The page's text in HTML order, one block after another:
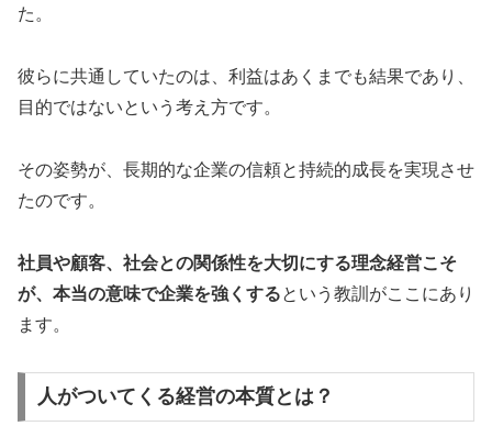
た。
彼らに共通していたのは、利益はあくまでも結果であり、
目的ではないという考え方です。
その姿勢が、長期的な企業の信頼と持続的成長を実現させ
たのです。
社員や顧客、社会との関係性を大切にする理念経営こそ
が、本当の意味で企業を強くするという教訓がここにあり
ます。
人がついてくる経営の本質とは？